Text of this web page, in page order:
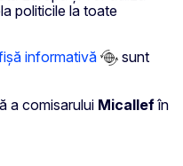
politicile la toate
informativă
sunt
a comisarului Micallefîn